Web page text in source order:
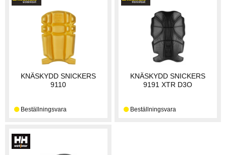
KNÄSKYDD SNICKERS
9110
KNÄSKYDD SNICKERS
9191 XTR D3O